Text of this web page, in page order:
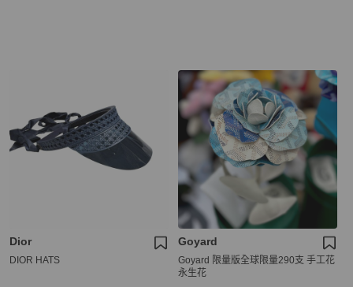
Dior
DIOR HATS
Goyard
Goyard 限量版全球限量290支 手工花
永生花